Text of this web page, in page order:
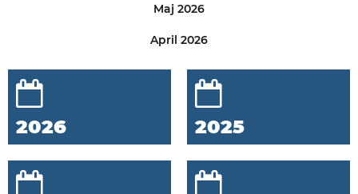
Maj 2026
April 2026
2026 2025